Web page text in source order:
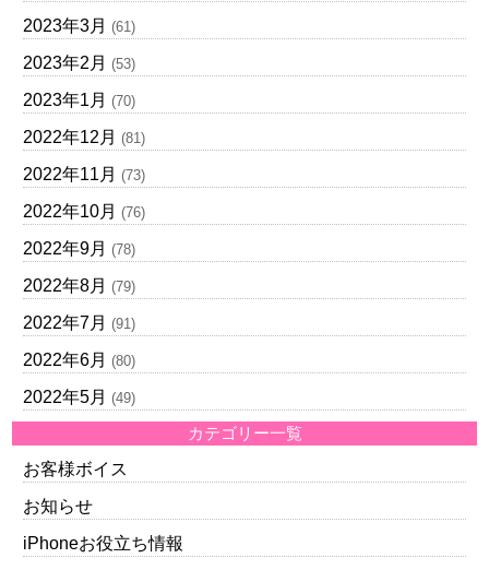
2023年3月 (61)
2023年2月 (53)
2023年1月 (70)
2022年12月 (81)
2022年11月 (73)
2022年10月 (76)
2022年9月 (78)
2022年8月 (79)
2022年7月 (91)
2022年6月 (80)
2022年5月 (49)
カテゴリー一覧
お客様ボイス
お知らせ
iPhoneお役立ち情報